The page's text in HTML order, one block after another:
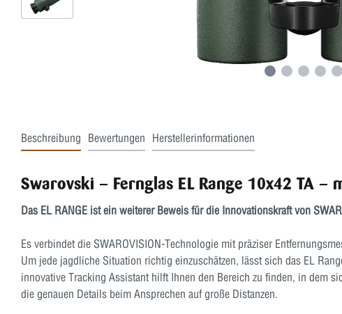
Beschreibung Bewertungen Herstellerinformationen
Swarovski – Fernglas EL Range 10x42 TA –
Das EL RANGE ist ein weiterer Beweis für die Innovationskraft von
Es verbindet die SWAROVISION-Technologie mit präziser
Um jede jagdliche Situation richtig einzuschätzen, lässt sich das EL
innovative Tracking Assistant hilft Ihnen den Bereich zu finden, in dem
die genauen Details beim Ansprechen auf große Distanzen.